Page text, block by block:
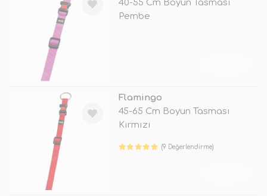
40-55 Cm Boyun Tasması
Pembe
Flamingo
45-65 Cm Boyun Tasması
Kırmızı
(9 Değerlendirme)